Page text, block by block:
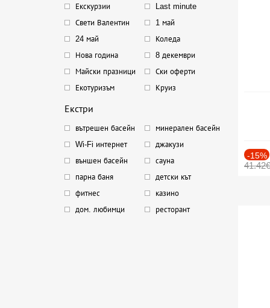
Екскурзии
Last minute
Свети Валентин
1 май
24 май
Коледа
Нова година
8 декември
Майски празници
Ски оферти
Екотуризъм
Круиз
Екстри
вътрешен басейн
минерален басейн
Wi-Fi интернет
джакузи
външен басейн
сауна
парна баня
детски кът
фитнес
казино
дом. любимци
ресторант
-15%
41.42€